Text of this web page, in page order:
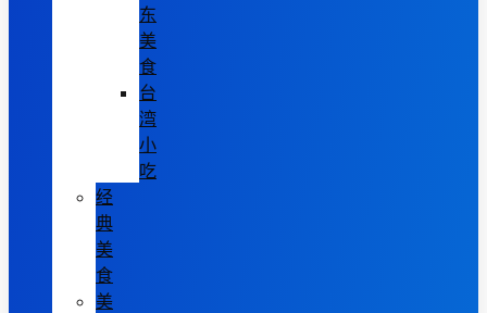
东
美
食
台
湾
小
吃
经
典
美
食
美